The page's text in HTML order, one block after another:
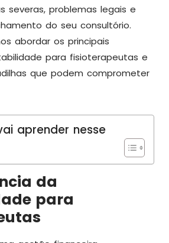
severas, problemas legais e
do seu consultório.
abordar os principais
para fisioterapeutas e
que podem comprometer
aprender nesse
da
para